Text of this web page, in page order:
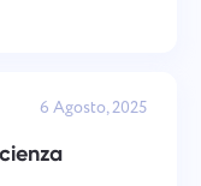
6 Agosto, 2025
il problema
un servizio